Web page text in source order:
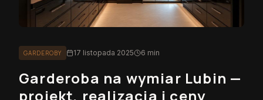
GARDEROBY 17 listopada 2025 6 min
Garderoba na wymiar Lubin —
projekt, realizacja i ceny